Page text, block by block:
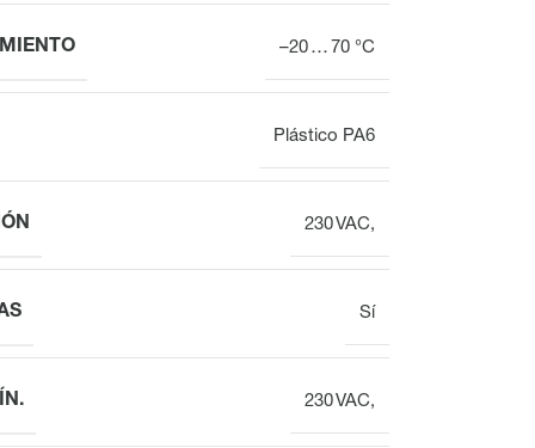
–20 … 70 °C
Plástico PA6
230 VAC,
Sí
230 VAC,